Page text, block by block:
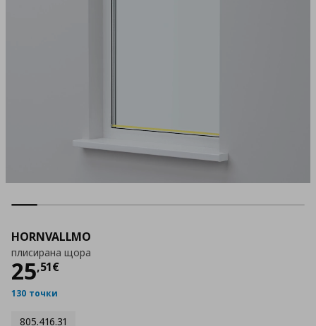
HORNVALLMO
плисирана щора
25,51€
Цена
130 точки
805.416.31